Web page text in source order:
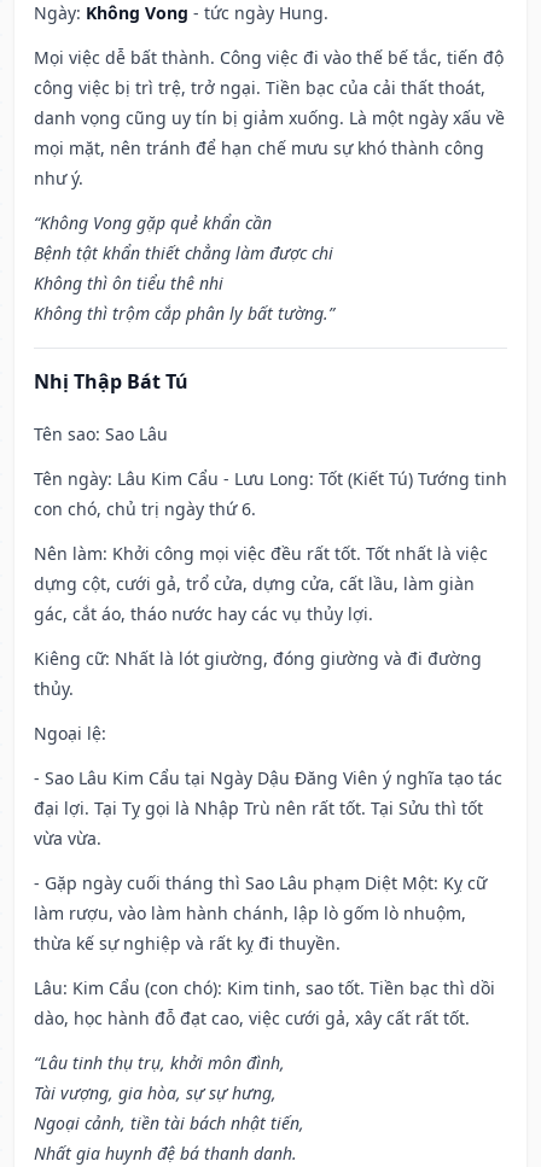
Ngày: Không Vong - tức ngày Hung.
Mọi việc dễ bất thành. Công việc đi vào thế bế tắc, tiến độ
công việc bị trì trệ, trở ngại. Tiền bạc của cải thất thoát,
danh vọng cũng uy tín bị giảm xuống. Là một ngày xấu về
mọi mặt, nên tránh để hạn chế mưu sự khó thành công
như ý.
“Không Vong gặp quẻ khẩn cần
Bệnh tật khẩn thiết chẳng làm được chi
Không thì ôn tiểu thê nhi
Không thì trộm cắp phân ly bất tường.”
Nhị Thập Bát Tú
Tên sao: Sao Lâu
Tên ngày: Lâu Kim Cẩu - Lưu Long: Tốt (Kiết Tú) Tướng tinh
con chó, chủ trị ngày thứ 6.
Nên làm: Khởi công mọi việc đều rất tốt. Tốt nhất là việc
dựng cột, cưới gả, trổ cửa, dựng cửa, cất lầu, làm giàn
gác, cắt áo, tháo nước hay các vụ thủy lợi.
Kiêng cữ: Nhất là lót giường, đóng giường và đi đường
thủy.
Ngoại lệ:
- Sao Lâu Kim Cẩu tại Ngày Dậu Đăng Viên ý nghĩa tạo tác
đại lợi. Tại Tỵ gọi là Nhập Trù nên rất tốt. Tại Sửu thì tốt
vừa vừa.
- Gặp ngày cuối tháng thì Sao Lâu phạm Diệt Một: Kỵ cữ
làm rượu, vào làm hành chánh, lập lò gốm lò nhuộm,
thừa kế sự nghiệp và rất kỵ đi thuyền.
Lâu: Kim Cẩu (con chó): Kim tinh, sao tốt. Tiền bạc thì dồi
dào, học hành đỗ đạt cao, việc cưới gả, xây cất rất tốt.
“Lâu tinh thụ trụ, khởi môn đình,
Tài vượng, gia hòa, sự sự hưng,
Ngoại cảnh, tiền tài bách nhật tiến,
Nhất gia huynh đệ bá thanh danh.